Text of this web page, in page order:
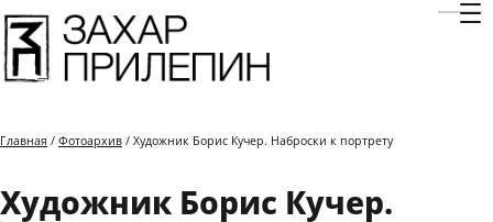
Главная / Фотоархив / Художник Борис Кучер. Наброски к портрету
Художник Борис Кучер.